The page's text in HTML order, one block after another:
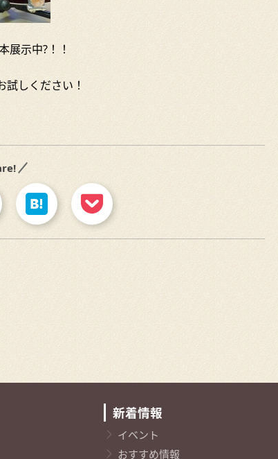
示中?！！
しください！
新着情報
イベント
おすすめ情報